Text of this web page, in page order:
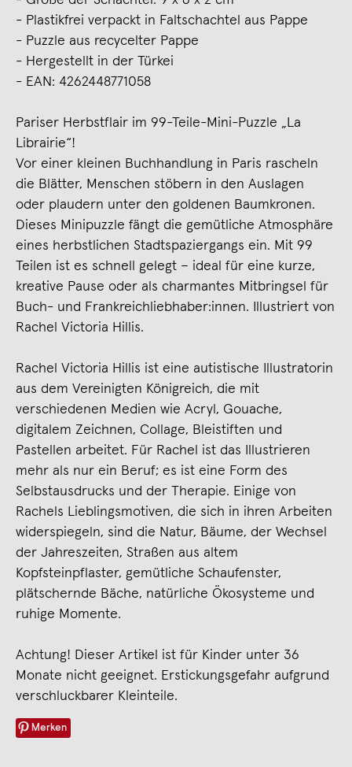
- Plastikfrei verpackt in Faltschachtel aus Pappe
- Puzzle aus recycelter Pappe
- Hergestellt in der Türkei
- EAN: 4262448771058
Pariser Herbstflair im 99-Teile-Mini-Puzzle „La
Librairie“!
Vor einer kleinen Buchhandlung in Paris rascheln
die Blätter, Menschen stöbern in den Auslagen
oder plaudern unter den goldenen Baumkronen.
Dieses Minipuzzle fängt die gemütliche Atmosphäre
eines herbstlichen Stadtspaziergangs ein. Mit 99
Teilen ist es schnell gelegt – ideal für eine kurze,
kreative Pause oder als charmantes Mitbringsel für
Buch- und Frankreichliebhaber:innen. Illustriert von
Rachel Victoria Hillis.
Rachel Victoria Hillis ist eine autistische Illustratorin
aus dem Vereinigten Königreich, die mit
verschiedenen Medien wie Acryl, Gouache,
digitalem Zeichnen, Collage, Bleistiften und
Pastellen arbeitet. Für Rachel ist das Illustrieren
mehr als nur ein Beruf; es ist eine Form des
Selbstausdrucks und der Therapie. Einige von
Rachels Lieblingsmotiven, die sich in ihren Arbeiten
widerspiegeln, sind die Natur, Bäume, der Wechsel
der Jahreszeiten, Straßen aus altem
Kopfsteinpflaster, gemütliche Schaufenster,
plätschernde Bäche, natürliche Ökosysteme und
ruhige Momente.
Achtung! Dieser Artikel ist für Kinder unter 36
Monate nicht geeignet. Erstickungsgefahr aufgrund
verschluckbarer Kleinteile.
Merken